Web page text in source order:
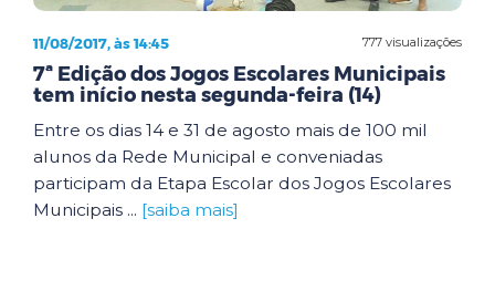
777 visualizações
11/08/2017, às 14:45
7ª Edição dos Jogos Escolares Municipais
tem início nesta segunda-feira (14)
Entre os dias 14 e 31 de agosto mais de 100 mil
alunos da Rede Municipal e conveniadas
participam da Etapa Escolar dos Jogos Escolares
Municipais ... [saiba mais]